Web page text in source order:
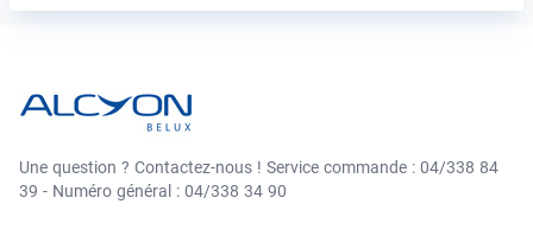
Une question ? Contactez-nous ! Service commande : 04/338 84
39 - Numéro général : 04/338 34 90